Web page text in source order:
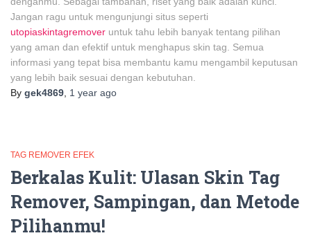
Jangan ragu untuk mengunjungi situs seperti
utopiaskintagremover untuk tahu lebih banyak tentang pilihan
yang aman dan efektif untuk menghapus skin tag. Semua
informasi yang tepat bisa membantu kamu mengambil keputusan
yang lebih baik sesuai dengan kebutuhan.
By gek4869 1 year ago
TAG REMOVER EFEK
Berkalas Kulit: Ulasan Skin Tag
Remover, Sampingan, dan Metode
Pilihanmu!